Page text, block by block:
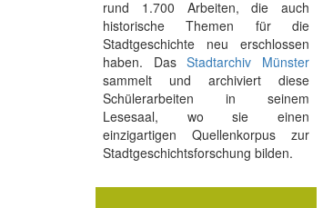
rund 1.700 Arbeiten, die auch
historische Themen für die
Stadtgeschichte neu erschlossen
haben. DasStadtarchiv Münster
sammelt und archiviert diese
Schülerarbeiten in seinem
Lesesaal, wo sie einen
einzigartigen Quellenkorpus zur
Stadtgeschichtsforschung bilden.